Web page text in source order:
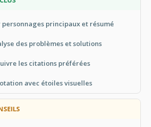
personnages principaux et résumé
des problèmes et solutions
les citations préférées
avec étoiles visuelles